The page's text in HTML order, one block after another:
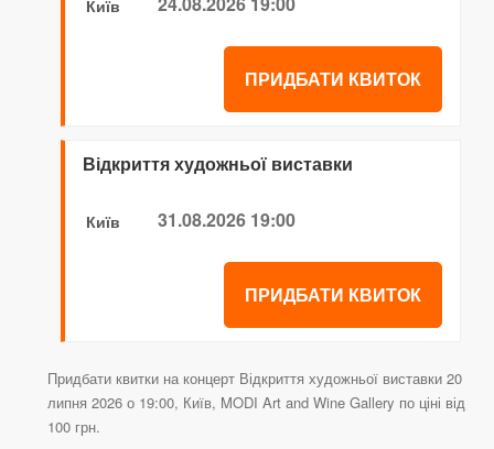
Київ
ПРИДБАТИ КВИТОК
Відкриття художньої виставки
Київ 31.08.2026 19:00
ПРИДБАТИ КВИТОК
Придбати квитки на концерт Відкриття художньої виставки 20
липня 2026 о 19:00, Київ, MODI Art and Wine Gallery по ціні від
100 грн.